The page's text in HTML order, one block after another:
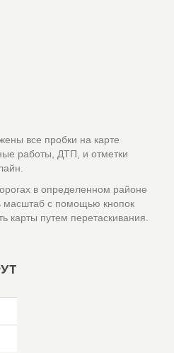
все пробки на карте
работы, ДТП, и отметки
в определенном районе
масштаб с помощью кнопок
карты путем перетаскивания.